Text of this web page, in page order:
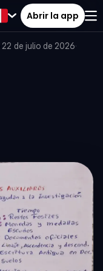
Abrir la app
22 de julio de 2026·